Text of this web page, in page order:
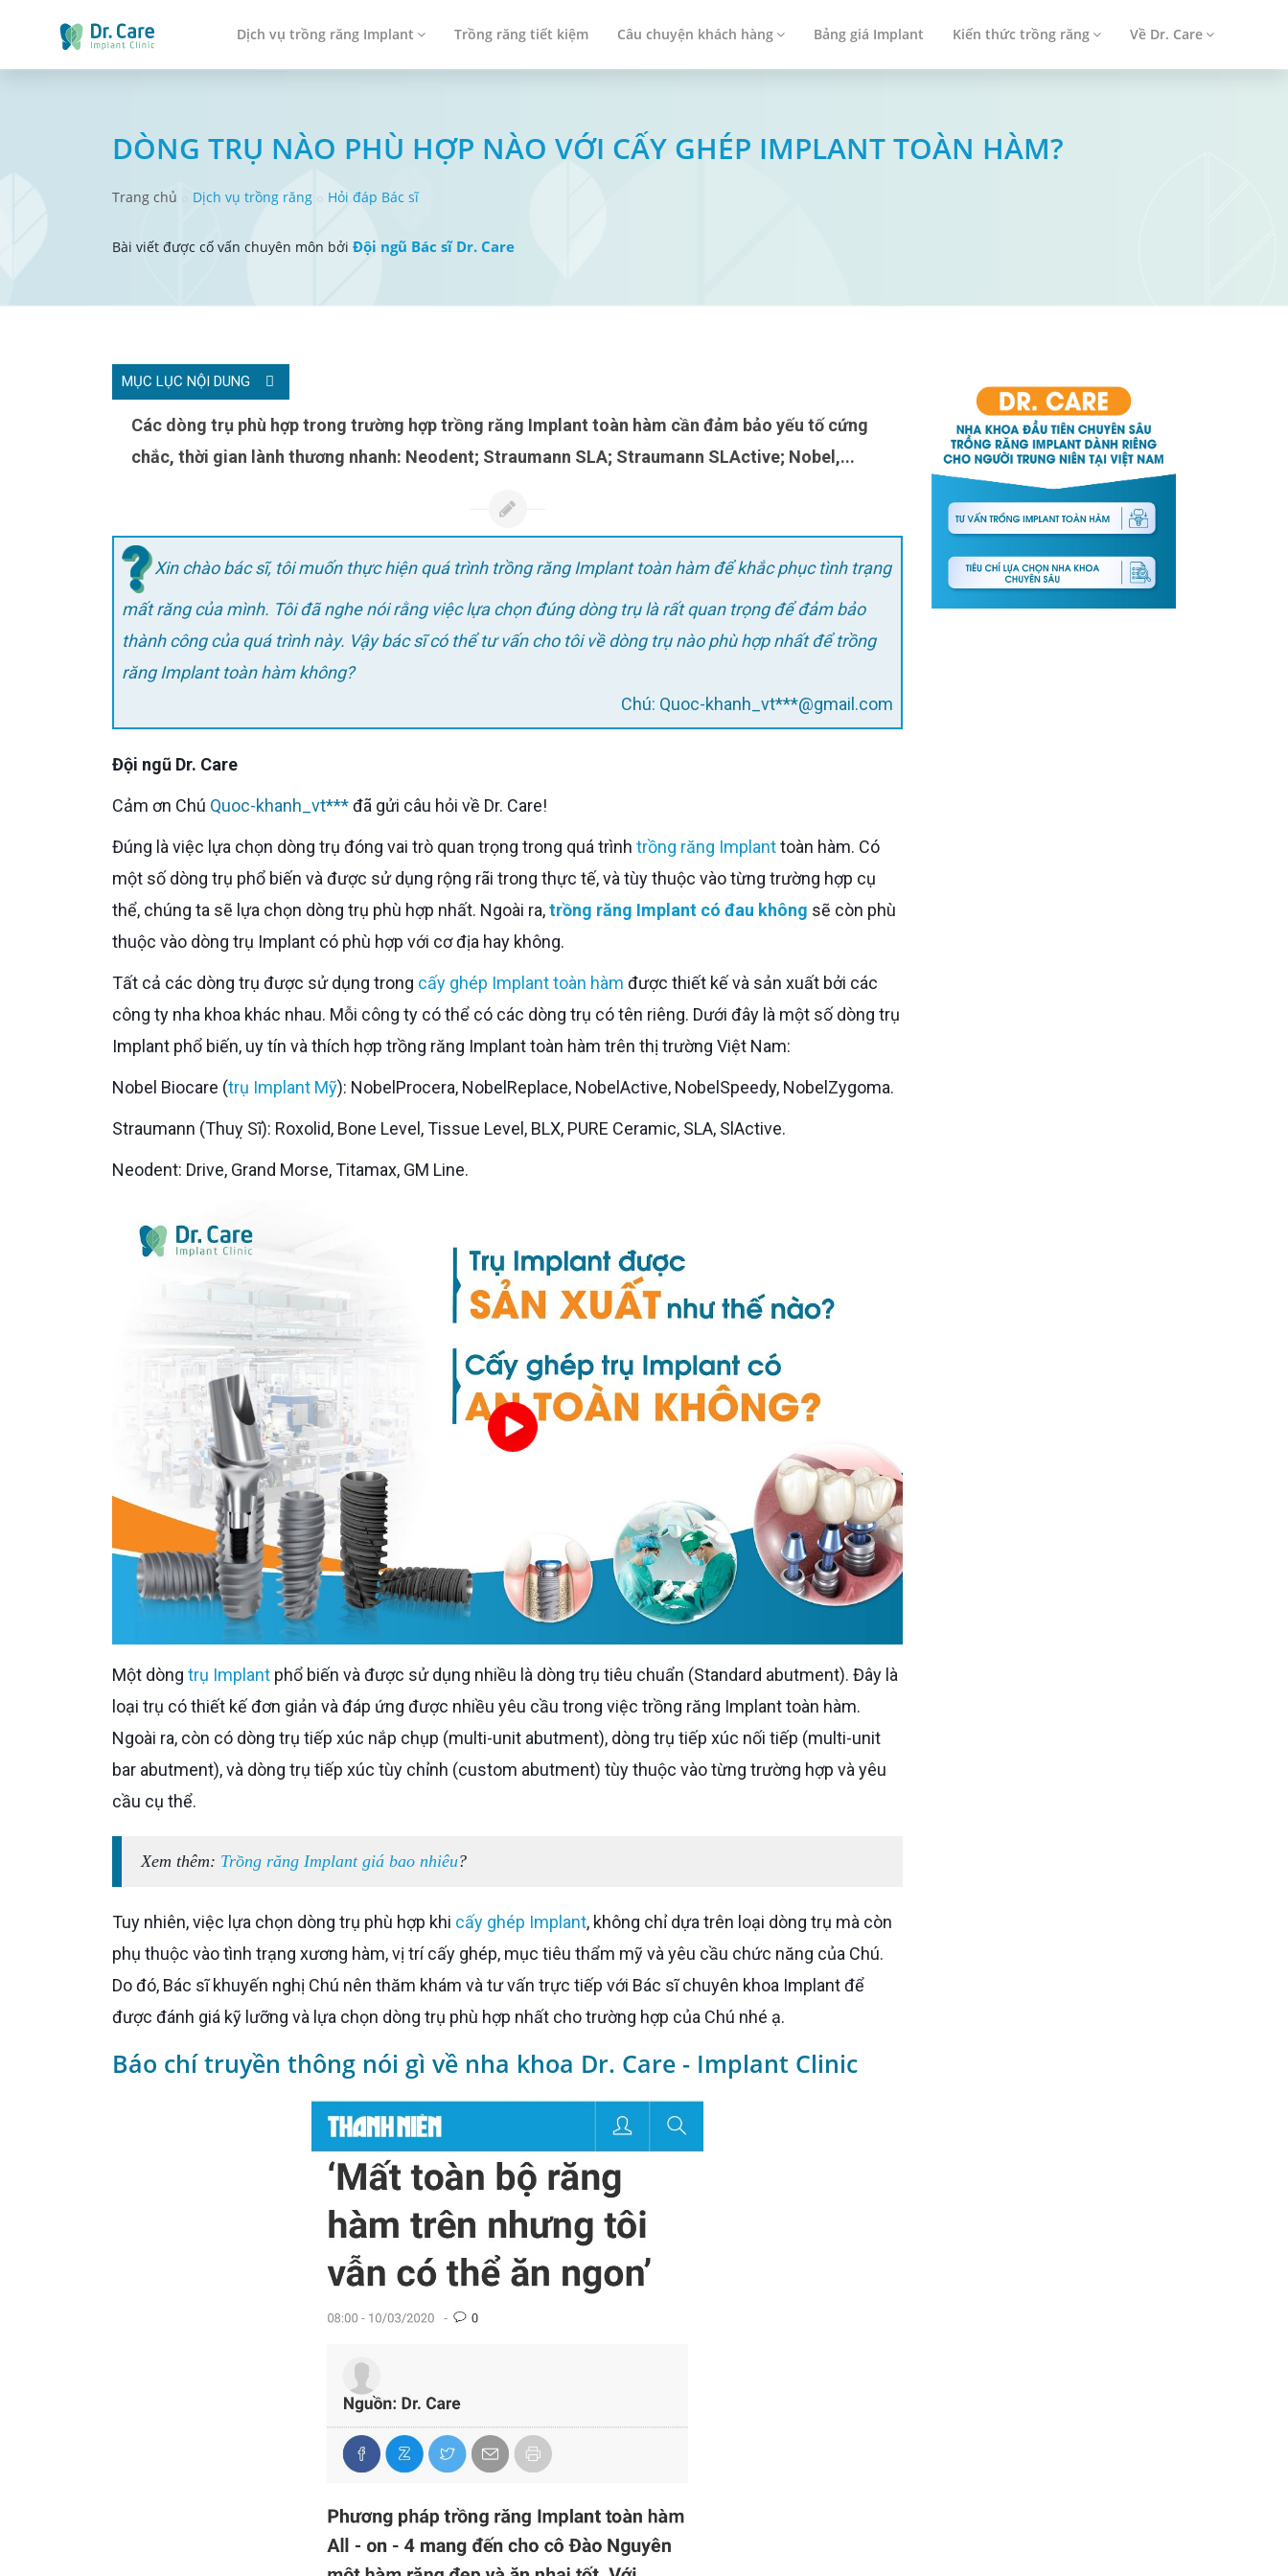
Dịch vụ trồng răng Implant Trồng răng tiết kiệm Câu chuyện khách hàng Bảng giá Implant Kiến thức trồng răng Về Dr. Care
DÒNG TRỤ NÀO PHÙ HỢP NÀO VỚI CẤY GHÉP IMPLANT TOÀN HÀM?
Trang chủ Dịch vụ trồng răng Hỏi đáp Bác sĩ
Bài viết được cố vấn chuyên môn bởi Đội ngũ Bác sĩ Dr. Care
MỤC LỤC NỘI DUNG
Các dòng trụ phù hợp trong trường hợp trồng răng Implant toàn hàm cần đảm bảo yếu tố cứng
chắc, thời gian lành thương nhanh: Neodent; Straumann SLA; Straumann SLActive; Nobel,...
Xin chào bác sĩ, tôi muốn thực hiện quá trình trồng răng Implant toàn hàm để khắc phục tình trạng
mất răng của mình. Tôi đã nghe nói rằng việc lựa chọn đúng dòng trụ là rất quan trọng để đảm bảo
thành công của quá trình này. Vậy bác sĩ có thể tư vấn cho tôi về dòng trụ nào phù hợp nhất để trồng
răng Implant toàn hàm không?
Chú: Quoc-khanh_vt***@gmail.com
Đội ngũ Dr. Care
Cảm ơn Chú Quoc-khanh_vt***đã gửi câu hỏi về Dr. Care!
Đúng là việc lựa chọn dòng trụ đóng vai trò quan trọng trong quá trình trồng răng Implanttoàn hàm. Có
một số dòng trụ phổ biến và được sử dụng rộng rãi trong thực tế, và tùy thuộc vào từng trường hợp cụ
thể, chúng ta sẽ lựa chọn dòng trụ phù hợp nhất. Ngoài ra,trồng răng Implant có đau không sẽ còn phù
thuộc vào dòng trụ Implant có phù hợp với cơ địa hay không.
Tất cả các dòng trụ được sử dụng trong cấy ghép Implant toàn hàm được thiết kế và sản xuất bởi các
công ty nha khoa khác nhau. Mỗi công ty có thể có các dòng trụ có tên riêng. Dưới đây là một số dòng trụ
Implant phổ biến, uy tín và thích hợp trồng răng Implant toàn hàm trên thị trường Việt Nam:
Nobel Biocare (trụ Implant Mỹ): NobelProcera, NobelReplace, NobelActive, NobelSpeedy, NobelZygoma.
Straumann (Thuỵ Sĩ): Roxolid, Bone Level, Tissue Level, BLX, PURE Ceramic, SLA, SlActive.
Neodent: Drive, Grand Morse, Titamax, GM Line.
Một dòng trụ Implant phổ biến và được sử dụng nhiều là dòng trụ tiêu chuẩn (Standard abutment). Đây là
loại trụ có thiết kế đơn giản và đáp ứng được nhiều yêu cầu trong việc trồng răng Implant toàn hàm.
Ngoài ra, còn có dòng trụ tiếp xúc nắp chụp (multi-unit abutment), dòng trụ tiếp xúc nối tiếp (multi-unit
bar abutment), và dòng trụ tiếp xúc tùy chỉnh (custom abutment) tùy thuộc vào từng trường hợp và yêu
cầu cụ thể.
Xem thêm: Trồng răng Implant giá bao nhiêu?
Tuy nhiên, việc lựa chọn dòng trụ phù hợp khi cấy ghép Implant, không chỉ dựa trên loại dòng trụ mà còn
phụ thuộc vào tình trạng xương hàm, vị trí cấy ghép, mục tiêu thẩm mỹ và yêu cầu chức năng của Chú.
Do đó, Bác sĩ khuyến nghị Chú nên thăm khám và tư vấn trực tiếp với Bác sĩ chuyên khoa Implant để
được đánh giá kỹ lưỡng và lựa chọn dòng trụ phù hợp nhất cho trường hợp của Chú nhé ạ.
Báo chí truyền thông nói gì về nha khoa Dr. Care - Implant Clinic